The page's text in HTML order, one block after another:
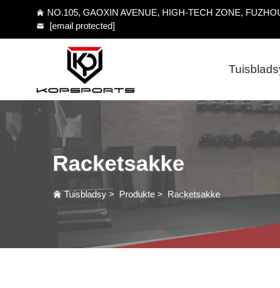
NO.105, GAOXIN AVENUE, HIGH-TECH ZONE,
[email protected]
Racketsakke
Tuisbladsy > Produkte > Racketsakke